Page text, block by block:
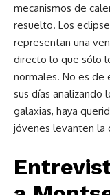
mecanismos de
resuelto. Los
representan una
directo lo que sólo
normales. No es de
sus días analizando
galaxias, haya
jóvenes levanten la